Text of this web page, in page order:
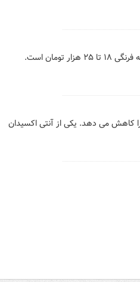
است.
کاهش می دهد. یکی از آنتی اکسیدان